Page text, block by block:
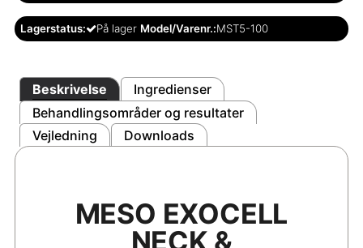
Lagerstatus: På lager Model/Varenr.:MST5-100
Beskrivelse
Ingredienser
Behandlingsområder og resultater
Vejledning
Downloads
MESO EXOCELL
NECK &